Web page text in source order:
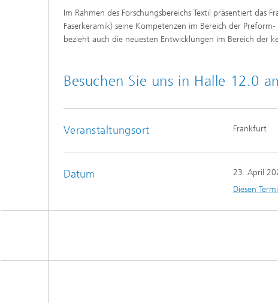
Im Rahmen des Forschungsbereichs Textil präsentiert das
Faserkeramik) seine Kompetenzen im Bereich der
bezieht auch die neuesten Entwicklungen im Bereich der
Besuchen Sie uns in Halle 12.0
Veranstaltungsort Frankfurt
Datum 23. April
Diesen